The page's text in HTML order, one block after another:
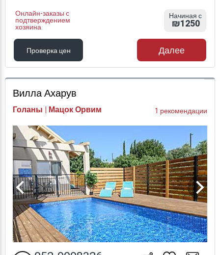
Онлайн-заказы с
подтверждением
хозяина
Начиная с
₪1250
Проверка цен
Проверка цен
Далее
Вилла Ахарув
Голаны | Мацок Орвим 1 рекомендации